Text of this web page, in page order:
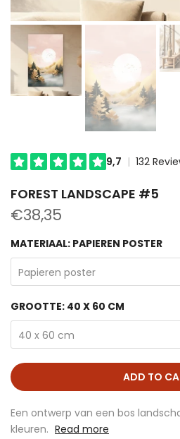
FOREST LANDSCAPE #5
€38,35
MATERIAAL: PAPIEREN POSTER
Papieren poster
GROOTTE: 40 X 60 CM
40 x 60 cm
ADD TO
Een ontwerp van een bos
kleuren. Read more